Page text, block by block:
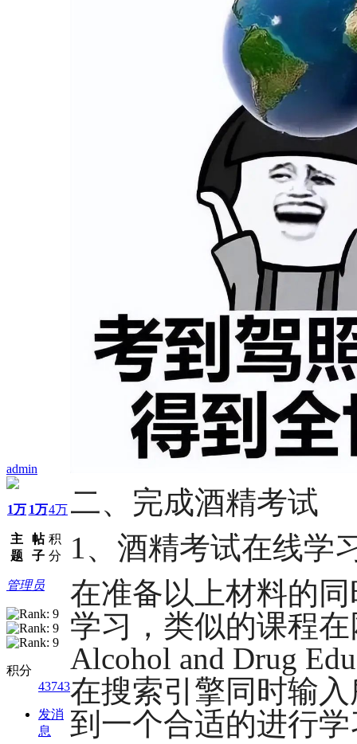
admin
1万
主
题
1万
帖
子
4万
积
分
管理员
积分
43743
发消
息
二、完成酒精考试
1、酒精考试在线学
在准备以上材料的
学习，类似的课程
Alcohol and Drug
在搜索引擎同时输
到一个合适的进行